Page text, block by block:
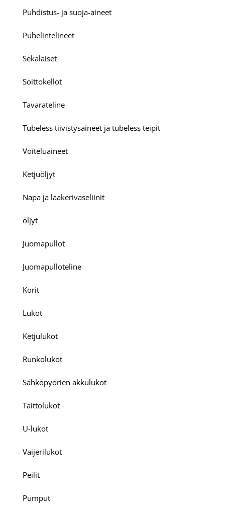
Puhdistus- ja suoja-aineet
Puhelintelineet
Sekalaiset
Soittokellot
Tavarateline
Tubeless tiivistysaineet ja tubeless teipit
Voiteluaineet
Ketjuöljyt
Napa ja laakerivaseliinit
öljyt
Juomapullot
Juomapulloteline
Korit
Lukot
Ketjulukot
Runkolukot
Sähköpyörien akkulukot
Taittolukot
U-lukot
Vaijerilukot
Peilit
Pumput